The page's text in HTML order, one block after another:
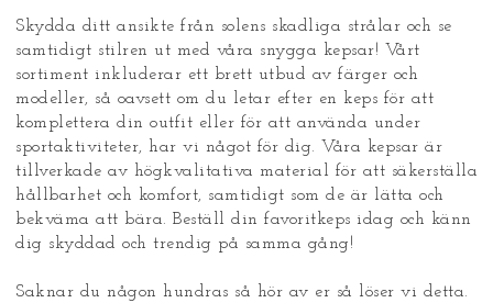
Skydda ditt ansikte från solens skadliga strålar och se
samtidigt stilren ut med våra snygga kepsar! Vårt
sortiment inkluderar ett brett utbud av färger och
modeller, så oavsett om du letar efter en keps för att
komplettera din outfit eller för att använda under
sportaktiviteter, har vi något för dig. Våra kepsar är
tillverkade av högkvalitativa material för att säkerställa
hållbarhet och komfort, samtidigt som de är lätta och
bekväma att bära. Beställ din favoritkeps idag och känn
dig skyddad och trendig på samma gång!
Saknar du någon hundras så hör av er så löser vi detta.